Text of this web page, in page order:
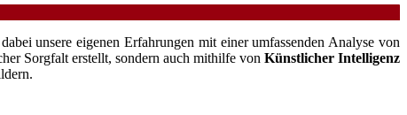
unsere eigenen Erfahrungen mit einer umfassenden Analyse von
Sorgfalt erstellt, sondern auch mithilfe von Künstlicher Intelligenz